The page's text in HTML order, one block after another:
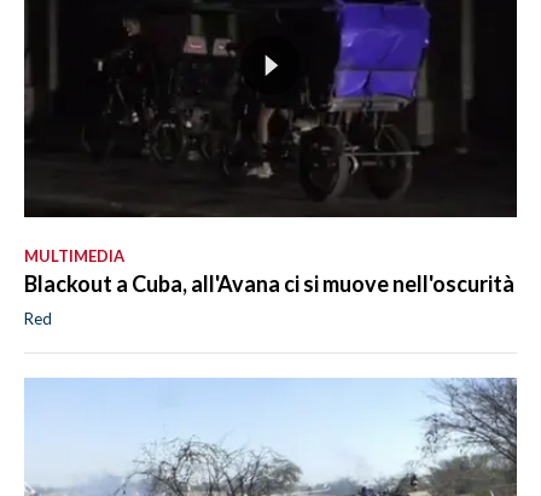
MULTIMEDIA
Blackout a Cuba, all'Avana ci si muove nell'oscurità
Red